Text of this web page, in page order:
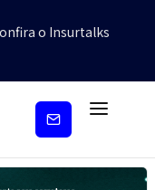
o Insurtalks
Inscreva-